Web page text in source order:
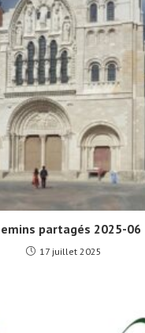
partagés 2025-06
17 juillet 2025